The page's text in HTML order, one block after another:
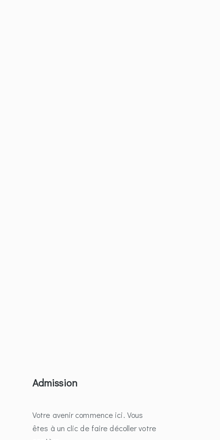
Admission
Votre avenir commence ici. Vous
êtes à un clic de faire décoller votre